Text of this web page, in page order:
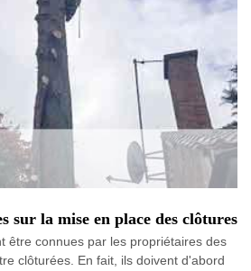
sur la mise en place des clôtures
être connues par les propriétaires des
clôturées. En fait, ils doivent d'abord